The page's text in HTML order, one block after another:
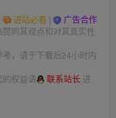
| 进站必看 | 广告合作
同其观点和对其真实性
，请于下载后24小时内
权益请 联系站长 进